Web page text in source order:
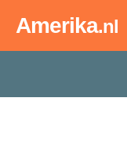
Amerika.nl